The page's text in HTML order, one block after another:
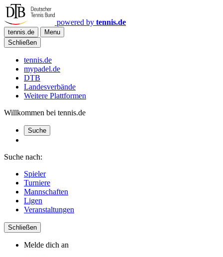
powered by tennis.de
tennis.de
Menu
Schließen
tennis.de
mypadel.de
DTB
Landesverbände
Weitere Plattformen
Willkommen bei tennis.de
Suche
Suche nach:
Spieler
Turniere
Mannschaften
Ligen
Veranstaltungen
Schließen
Melde dich an